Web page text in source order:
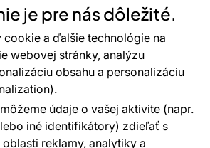
je pre nás dôležité.
cookie a ďalšie technológie na
webovej stránky, analýzu
obsahu a personalizáciu
údaje o vašej aktivite (napr.
iné identifikátory) zdieľať s
reklamy, analytiky a
denne, 7 dní v